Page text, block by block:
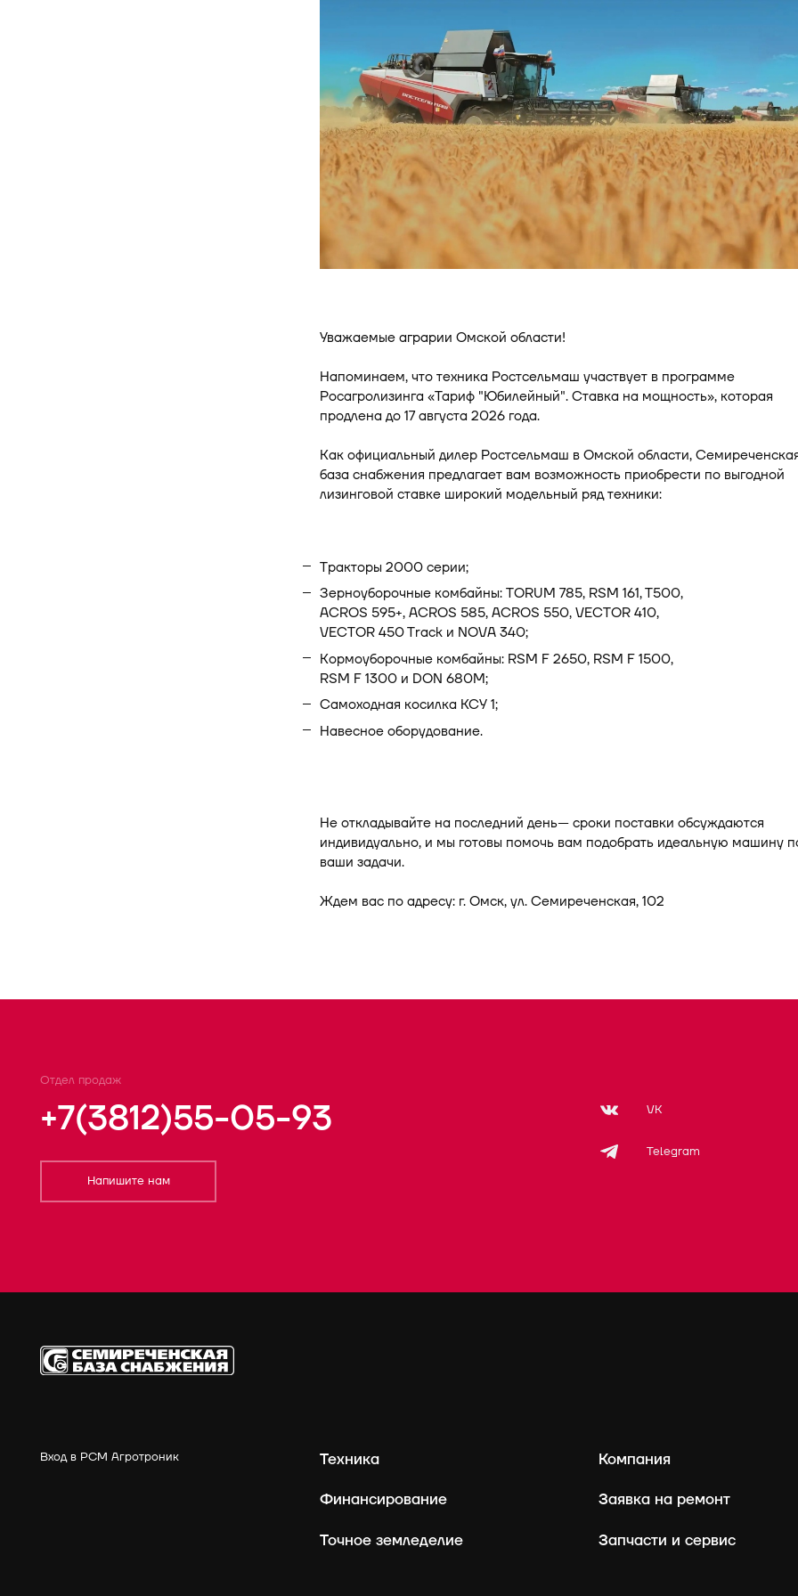
Уважаемые аграрии Омской области!
Напоминаем, что техника Ростсельмаш участвует в программе
Росагролизинга «Тариф "Юбилейный". Ставка на мощность», которая
продлена до 17 августа 2026 года.
Как официальный дилер Ростсельмаш в Омской области,
база снабжения предлагает вам возможность приобрести по выгодной
лизинговой ставке широкий модельный ряд техники:
Тракторы 2000 серии;
Зерноуборочные комбайны: TORUM 785, RSM 161, T500,
ACROS 595+, ACROS 585, ACROS 550, VECTOR 410,
VECTOR 450 Track и NOVA 340;
Кормоуборочные комбайны: RSM F 2650, RSM F 1500,
RSM F 1300 и DON 680M;
Самоходная косилка КСУ 1;
Навесное оборудование.
Не откладывайте на последний день— сроки поставки обсуждаются
индивидуально, и мы готовы помочь вам подобрать идеальную машину
ваши задачи.
Ждем вас по адресу: г. Омск, ул. Семиреченская, 102
Отдел продаж
+7(3812)55-05-93
Напишите нам
VK
Telegram
Вход в РСМ Агротроник
Техника
Финансирование
Точное земледелие
Компания
Заявка на ремонт
Запчасти и сервис